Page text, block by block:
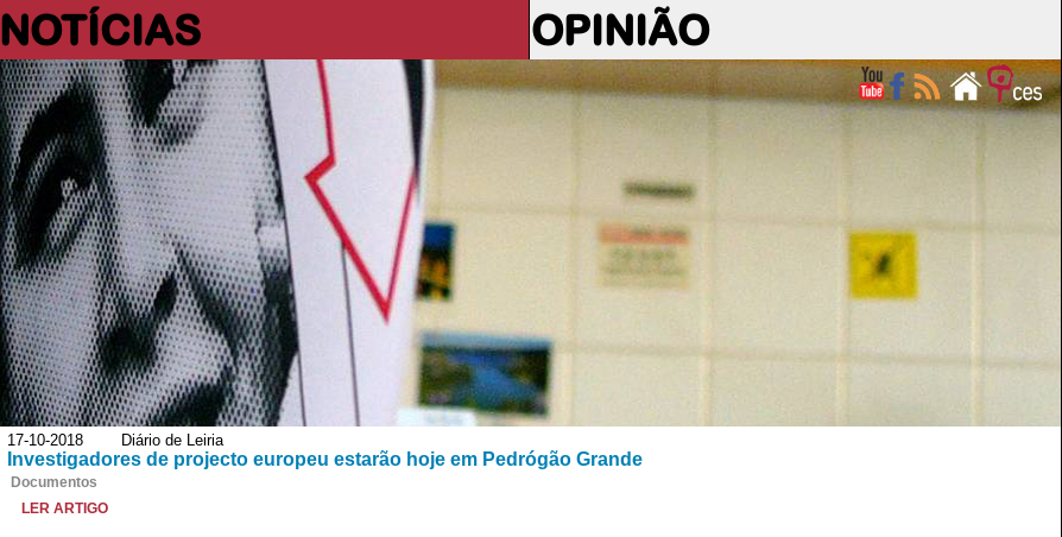
NOTÍCIAS OPINIÃO
17-10-2018 Diário de Leiria
Investigadores de projecto europeu estarão hoje em Pedrógão Grande
Documentos
LER ARTIGO